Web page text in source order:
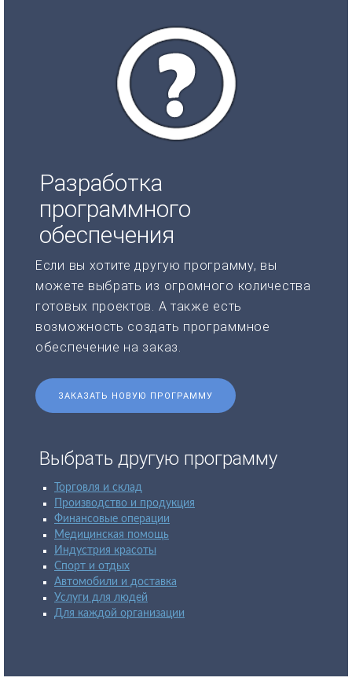
Разработка
программного
обеспечения
Если вы хотите другую программу, вы
можете выбрать из огромного количества
готовых проектов. А также есть
возможность создать программное
обеспечение на заказ.
ЗАКАЗАТЬ НОВУЮ ПРОГРАММУ
Выбрать другую программу
Торговля и склад
Производство и продукция
Финансовые операции
Медицинская помощь
Индустрия красоты
Спорт и отдых
Автомобили и доставка
Услуги для людей
Для каждой организации